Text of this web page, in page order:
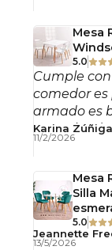
prolongada a
acabado de la
Importante
Producto
Incluye guía
Mesa
5.0
Cumple
comedor
armado es
recomiendo!
Karina Zúñiga
11/2/2026
Mesa
Silla
5.0
Jeannette
13/5/2026